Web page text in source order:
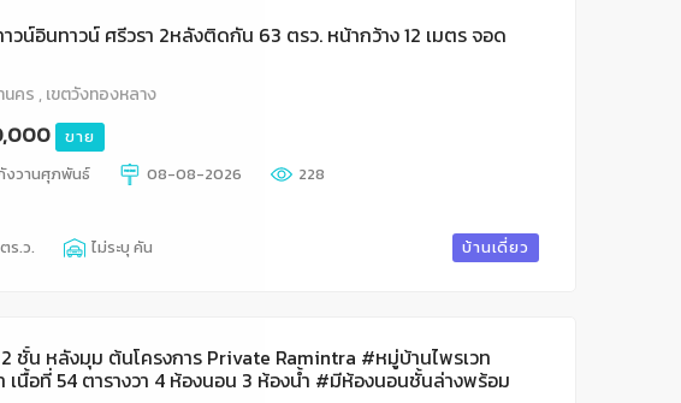
วน์อินทาวน์ ศรีวรา 2หลังติดกัน 63 ตรว. หน้ากว้าง 12 เมตร จอด
คร , เขตวังทองหลาง
ขาย
งวานศุภพันธ์
08-08-2026 228
ร.ว. ไม่ระบุ คัน บ้านเดี่ยว
ชั้น หลังมุม ต้นโครงการ Private Ramintra #หมู่บ้านไพรเวท
เนื้อที่ 54 ตารางวา 4 ห้องนอน 3 ห้องน้ำ #มีห้องนอนชั้นล่างพร้อม